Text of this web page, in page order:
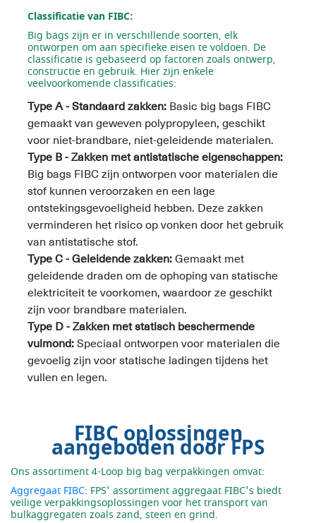
Classificatie van FIBC:
Big bags zijn er in verschillende soorten, elk
ontworpen om aan specifieke eisen te voldoen. De
classificatie is gebaseerd op factoren zoals ontwerp,
constructie en gebruik. Hier zijn enkele
veelvoorkomende classificaties:
Type A - Standaard zakken: Basic big bags FIBC
gemaakt van geweven polypropyleen, geschikt
voor niet-brandbare, niet-geleidende materialen.
Type B - Zakken met antistatische eigenschappen:
Big bags FIBC zijn ontworpen voor materialen die
stof kunnen veroorzaken en een lage
ontstekingsgevoeligheid hebben. Deze zakken
verminderen het risico op vonken door het gebruik
van antistatische stof.
Type C - Geleidende zakken:Gemaakt met
geleidende draden om de ophoping van statische
elektriciteit te voorkomen, waardoor ze geschikt
zijn voor brandbare materialen.
Type D - Zakken met statisch beschermende
vulmond:Speciaal ontworpen voor materialen die
gevoelig zijn voor statische ladingen tijdens het
vullen en legen.
FIBC oplossingen
aangeboden door FPS
Ons assortiment 4-Loop big bag verpakkingen omvat:
Aggregaat FIBC: FPS' assortiment aggregaat FIBC's biedt
veilige verpakkingsoplossingen voor het transport van
bulkaggregaten zoals zand, steen en grind.